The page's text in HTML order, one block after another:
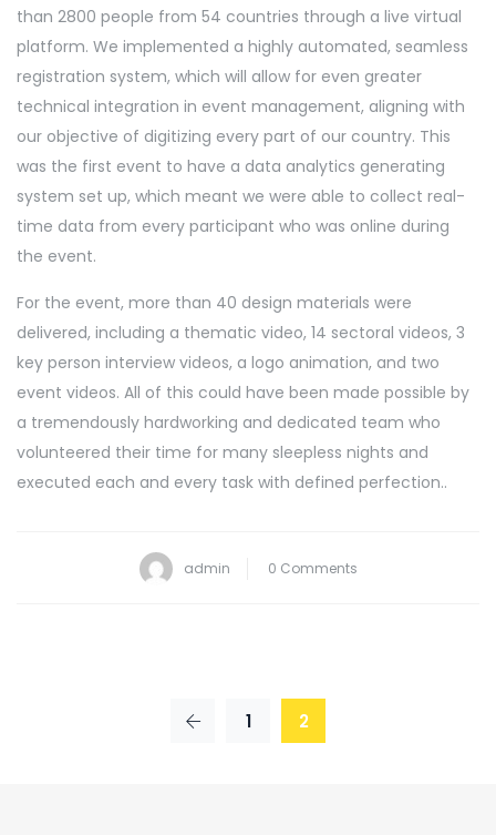
than 2800 people from 54 countries through a live virtual
platform. We implemented a highly automated, seamless
registration system, which will allow for even greater
technical integration in event management, aligning with
our objective of digitizing every part of our country. This
was the first event to have a data analytics generating
system set up, which meant we were able to collect real-
time data from every participant who was online during
the event.
For the event, more than 40 design materials were
delivered, including a thematic video, 14 sectoral videos, 3
key person interview videos, a logo animation, and two
event videos. All of this could have been made possible by
a tremendously hardworking and dedicated team who
volunteered their time for many sleepless nights and
executed each and every task with defined perfection..
admin 0 Comments
1 2